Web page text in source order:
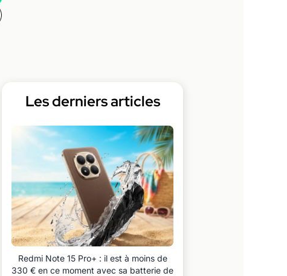
Les derniers articles
Redmi Note 15 Pro+ : il est à moins de
330 € en ce moment avec sa batterie de